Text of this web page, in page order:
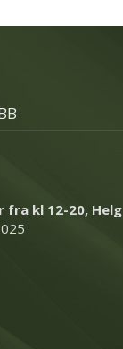
kl 12-20, Helg